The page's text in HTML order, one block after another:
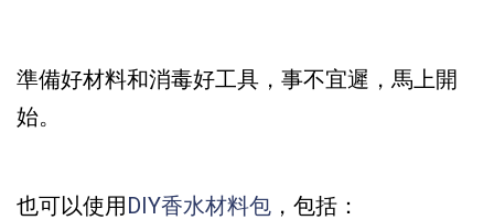
準備好材料和消毒好工具，事不宜遲，馬上開
始。
也可以使用DIY香水材料包 ，包括：